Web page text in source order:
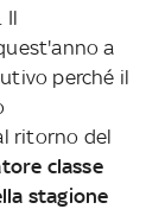
Il
a
perché il
ritorno del
classe
stagione